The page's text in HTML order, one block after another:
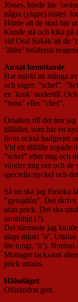
Jösses, hörde lite
några (yngre) röster.
Hörde att de stod här
Kunde stå och kika på
vid Oral Sokak att de
’äldre’ bröderna
Annat bemötande
Har märkt att många
och säger: ”schef”.
en ’krok’ undertill.
”boss” eller ”chef”.
Orsaken till det tror
tillfället, som har en
finns också badgrejer
Vid ett tillfälle ropade
”schef” efter mig och
vänder mig om och de
speciella nyckel och
Så nu ska jag försöka
”gynajdôn”. Det skrivs
utan prick. Det ska
samtidigt (?).
Det närmaste jag
slags mjukt ’ö’.
lite tungt, ’ö’).
Mottager tacksamt
prick uttalas.
Hälsoläget:
Oförändrat gott.